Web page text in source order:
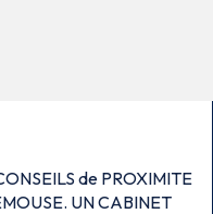
de PROXIMITE